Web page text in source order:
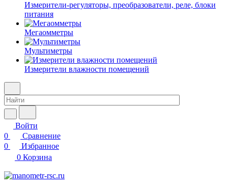
Измерители-регуляторы, преобразователи, реле, блоки
питания
Мегаомметры
Мультиметры
Измерители влажности помещений
Войти
0
Сравнение
0
Избранное
0 Корзина